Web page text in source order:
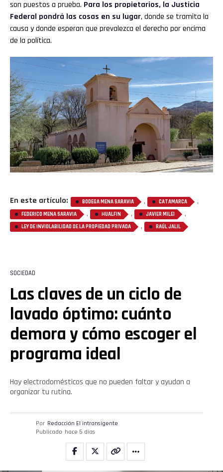
son puestos a prueba. Para los propietarios, la Justicia
Federal pondrá las cosas en su lugar, donde se tramita la
causa y donde esperan que prevalezca el derecho por encima
de la política.
En este artículo: BODEGA MENA SARAVIA , CATAMARCA ,
FEDERICO MENA SARAVIA , HUALFIN , JAVIER MILEI ,
LEY DE INVIOLABILIDAD DE LA PROPIEDAD PRIVADA , RAÚL JALIL
SOCIEDAD
Las claves de un ciclo de
lavado óptimo: cuánto
demora y cómo escoger el
programa ideal
Hay electrodomésticos que no pueden faltar y ayudan a
organizar tu rutina.
Por Redacción El intransigente
Publicado hace 5 días